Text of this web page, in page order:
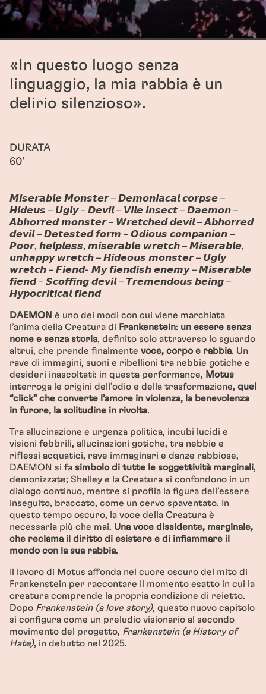
«In questo luogo senza
linguaggio, la mia rabbia è un
delirio silenzioso».
𝙈𝙞𝙨𝙚𝙧𝙖𝙗𝙡𝙚 𝙈𝙤𝙣𝙨𝙩𝙚𝙧 – 𝘿𝙚𝙢𝙤𝙣𝙞𝙖𝙘𝙖𝙡 𝙘𝙤𝙧𝙥𝙨𝙚 –
𝙃𝙞𝙙𝙚𝙪𝙨 – 𝙐𝙜𝙡𝙮 – 𝘿𝙚𝙫𝙞𝙡 – 𝙑𝙞𝙡𝙚 𝙞𝙣𝙨𝙚𝙘𝙩 – 𝘿𝙖𝙚𝙢𝙤𝙣 –
𝘼𝙗𝙝𝙤𝙧𝙧𝙚𝙙 𝙢𝙤𝙣𝙨𝙩𝙚𝙧 – 𝙒𝙧𝙚𝙩𝙘𝙝𝙚𝙙 𝙙𝙚𝙫𝙞𝙡 – 𝘼𝙗𝙝𝙤𝙧𝙧𝙚𝙙
𝙙𝙚𝙫𝙞𝙡 – 𝘿𝙚𝙩𝙚𝙨𝙩𝙚𝙙 𝙛𝙤𝙧𝙢 – 𝙊𝙙𝙞𝙤𝙪𝙨 𝙘𝙤𝙢𝙥𝙖𝙣𝙞𝙤𝙣 –
𝙋𝙤𝙤𝙧, 𝙝𝙚𝙡𝙥𝙡𝙚𝙨𝙨, 𝙢𝙞𝙨𝙚𝙧𝙖𝙗𝙡𝙚 𝙬𝙧𝙚𝙩𝙘𝙝 – 𝙈𝙞𝙨𝙚𝙧𝙖𝙗𝙡𝙚,
𝙪𝙣𝙝𝙖𝙥𝙥𝙮 𝙬𝙧𝙚𝙩𝙘𝙝 – 𝙃𝙞𝙙𝙚𝙤𝙪𝙨 𝙢𝙤𝙣𝙨𝙩𝙚𝙧 – 𝙐𝙜𝙡𝙮
𝙬𝙧𝙚𝙩𝙘𝙝 – 𝙁𝙞𝙚𝙣𝙙- 𝙈𝙮 𝙛𝙞𝙚𝙣𝙙𝙞𝙨𝙝 𝙚𝙣𝙚𝙢𝙮 – 𝙈𝙞𝙨𝙚𝙧𝙖𝙗𝙡𝙚
𝙛𝙞𝙚𝙣𝙙 – 𝙎𝙘𝙤𝙛𝙛𝙞𝙣𝙜 𝙙𝙚𝙫𝙞𝙡 – 𝙏𝙧𝙚𝙢𝙚𝙣𝙙𝙤𝙪𝙨 𝙗𝙚𝙞𝙣𝙜 –
𝙃𝙮𝙥𝙤𝙘𝙧𝙞𝙩𝙞𝙘𝙖𝙡 𝙛𝙞𝙚𝙣𝙙
DAEMON è uno dei modi con cui viene marchiata
l’anima della Creatura di Frankenstein: un essere senza
nome e senza storia, definito solo attraverso lo sguardo
altrui, che prende finalmente voce, corpo e rabbia. Un
rave di immagini, suoni e ribellioni tra nebbie gotiche e
desideri inascoltati: in questa performance, Motus
interroga le origini dell’odio e della trasformazione, quel
“click” che converte l’amore in violenza, la benevolenza
in furore, la solitudine in rivolta.
Tra allucinazione e urgenza politica, incubi lucidi e
visioni febbrili, allucinazioni gotiche, tra nebbie e
riflessi acquatici, rave immaginari e danze rabbiose,
DAEMON si fa simbolo di tutte le soggettività marginali,
demonizzate; Shelley e la Creatura si confondono in un
dialogo continuo, mentre si profila la figura dell’essere
inseguito, braccato, come un cervo spaventato. In
questo tempo oscuro, la voce della Creatura è
necessaria più che mai. Una voce dissidente, marginale,
che reclama il diritto di esistere e di infiammare il
mondo con la sua rabbia.
Il lavoro di Motus affonda nel cuore oscuro del mito di
Frankenstein per raccontare il momento esatto in cui la
creatura comprende la propria condizione di reietto.
Dopo Frankenstein (a love story), questo nuovo capitolo
si configura come un preludio visionario al secondo
movimento del progetto, Frankenstein (a History of
Hate), in debutto nel 2025.
DURATA
60'